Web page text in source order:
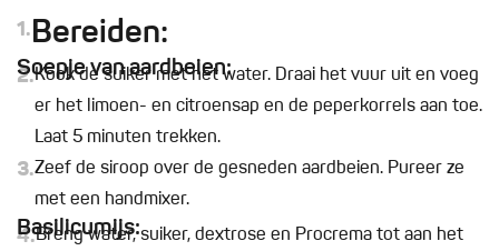
1.Bereiden:
Soepje van aardbeien:
2.Kook de suiker met het water. Draai het vuur uit en voeg
er het limoen- en citroensap en de peperkorrels aan toe.
Laat 5 minuten trekken.
3.Zeef de siroop over de gesneden aardbeien. Pureer ze
met een handmixer.
Basilicumijs:
4.Breng water, suiker, dextrose en Procrema tot aan het